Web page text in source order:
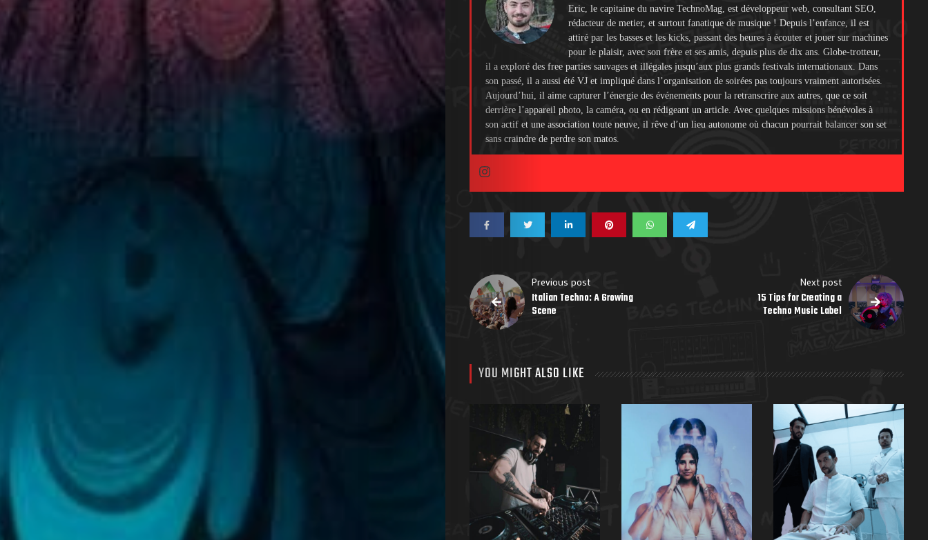
Eric, le capitaine du navire TechnoMag, est développeur web, consultant SEO,
rédacteur de metier, et surtout fanatique de musique ! Depuis l’enfance, il est
attiré par les basses et les kicks, passant des heures à écouter et jouer sur machines
pour le plaisir, avec son frère et ses amis, depuis plus de dix ans. Globe-trotteur,
il a exploré des free parties sauvages et illégales jusqu’aux plus grands festivals internationaux. Dans
son passé, il a aussi été VJ et impliqué dans l’organisation de soirées pas toujours vraiment autorisées.
Aujourd’hui, il aime capturer l’énergie des événements pour la retranscrire aux autres, que ce soit
derrière l’appareil photo, la caméra, ou en rédigeant un article. Avec quelques missions bénévoles à
son actif et une association toute neuve, il rêve d’un lieu autonome où chacun pourrait balancer son set
sans craindre de perdre son matos.
Previous post
Italian Techno: A Growing
Scene
Next post
15 Tips for Creating a
Techno Music Label
YOU MIGHT ALSO LIKE